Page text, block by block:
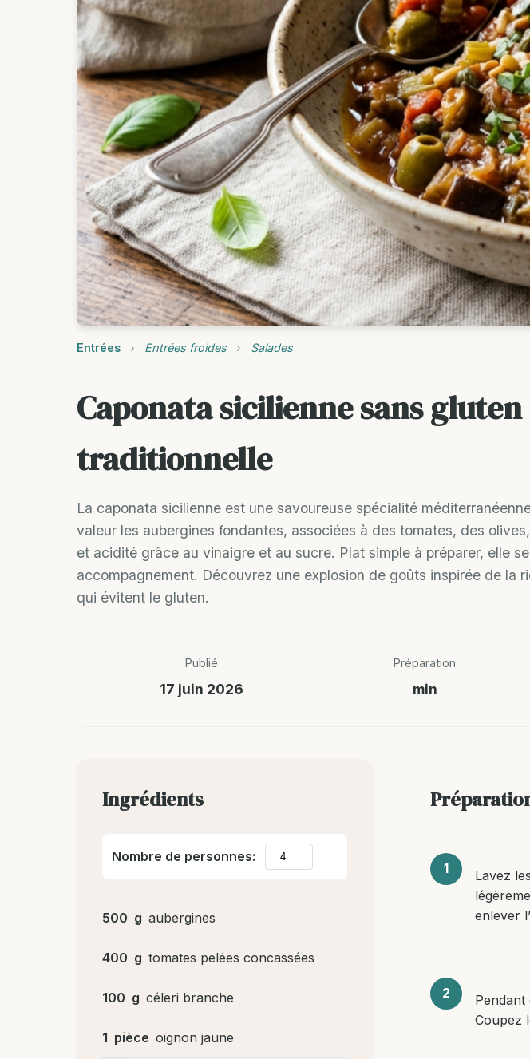
Entrées › Entrées froides › Salades
Caponata sicilienne sans gluten
traditionnelle
La caponata sicilienne est une savoureuse spécialité
valeur les aubergines fondantes, associées à des tomates, des
et acidité grâce au vinaigre et au sucre. Plat simple à préparer, elle
accompagnement. Découvrez une explosion de goûts inspirée de
qui évitent le gluten.
Publié
17 juin 2026
Préparation
min
Ingrédients
Nombre de personnes:
500 g aubergines
400 g tomates pelées concassées
100 g céleri branche
1 pièce oignon jaune
Lavez
enlever
Pendant
Coupez